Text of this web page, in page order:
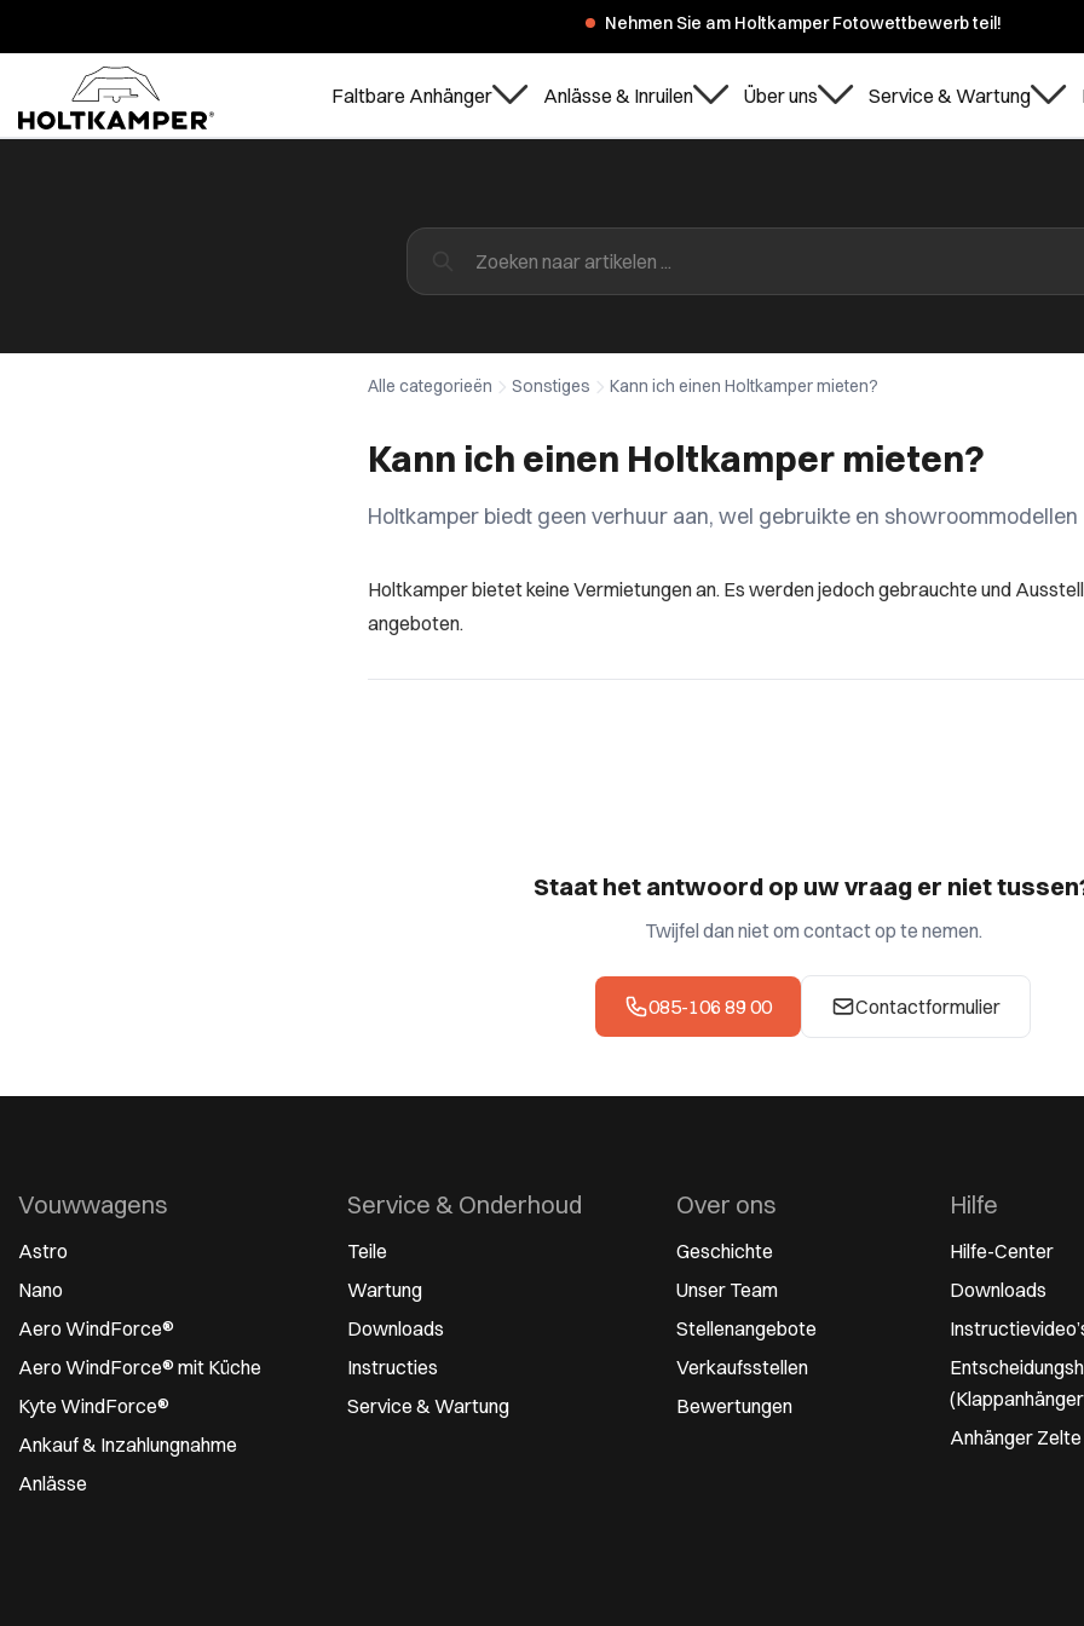
Nehmen Sie am Holtkamper Fotowettbewerb teil!
Faltbare Anhänger Anlässe & Inruilen Über uns Service & Wartung
Alle categorieën Sonstiges Kann ich einen Holtkamper mieten?
Kann ich einen Holtkamper mieten?
Holtkamper biedt geen verhuur aan, wel gebruikte en showroommodellen
Holtkamper bietet keine Vermietungen an. Es werden jedoch gebrauchte und
angeboten.
Staat het antwoord op uw vraag er niet
Twijfel dan niet om contact op te nemen.
085-106 89 00 Contactformulier
Vouwwagens
Astro
Nano
Aero WindForce®
Aero WindForce® mit Küche
Kyte WindForce®
Ankauf & Inzahlungnahme
Anlässe
Service & Onderhoud
Teile
Wartung
Downloads
Instructies
Service & Wartung
Over ons
Geschichte
Unser Team
Stellenangebote
Verkaufsstellen
Bewertungen
Hilfe
Hilfe-Center
Downloads
Anhänger